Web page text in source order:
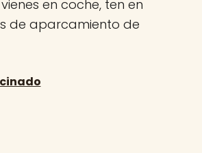
en coche, ten en
de aparcamiento de